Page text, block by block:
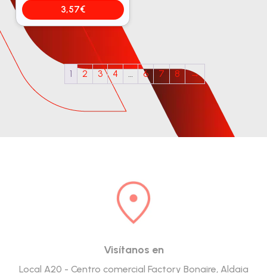
3,57€
1 2 3 4 6 7 8 →
Visítanos en
Local A20 - Centro comercial Factory Bonaire, Aldaia